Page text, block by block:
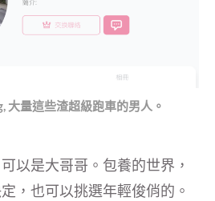
大量這些渣超級跑車的男人。
以是大哥哥。包養的世界，
，也可以挑選年輕俊俏的。